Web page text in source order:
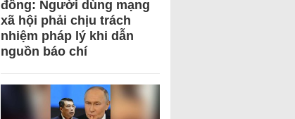
đồng: Người dùng mạng
xã hội phải chịu trách
nhiệm pháp lý khi dẫn
nguồn báo chí